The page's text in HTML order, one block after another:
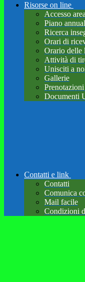
Risorse on line
Accesso
Piano
Ricerca
Orari di
Orario delle
Attività di
Unisciti a
Gallerie
Documenti
Contatti e link
Contatti
Comunica
Mail facile
Condizioni